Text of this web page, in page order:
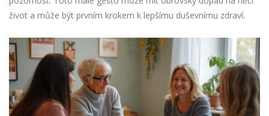
život a může být prvním krokem k lepšímu duševnímu zdraví.